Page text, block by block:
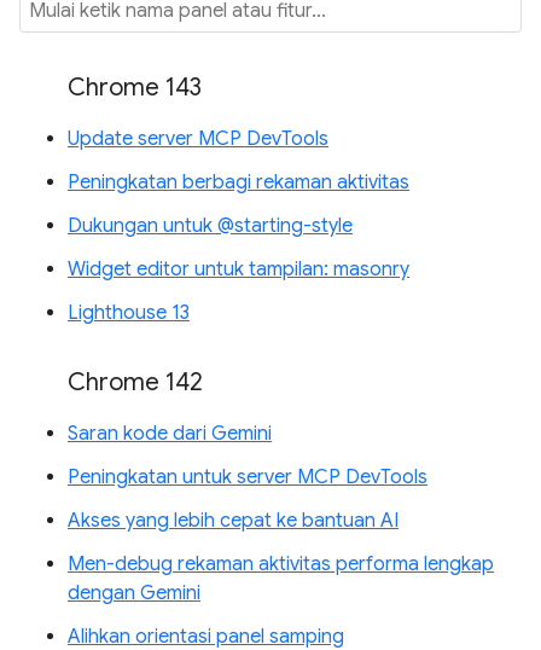
Chrome 143
Update server MCP DevTools
Peningkatan berbagi rekaman aktivitas
Dukungan untuk @starting-style
Widget editor untuk tampilan: masonry
Lighthouse 13
Chrome 142
Saran kode dari Gemini
Peningkatan untuk server MCP DevTools
Akses yang lebih cepat ke bantuan AI
Men-debug rekaman aktivitas performa lengkap
dengan Gemini
Alihkan orientasi panel samping